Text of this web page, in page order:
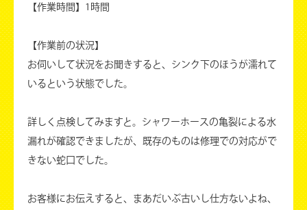
【作業時間】1時間
【作業前の状況】
お伺いして状況をお聞きすると、シンク下のほうが濡れて
いるという状態でした。
詳しく点検してみますと。シャワーホースの亀裂による水
漏れが確認できましたが、既存のものは修理での対応がで
きない蛇口でした。
お客様にお伝えすると、まあだいぶ古いし仕方ないよね、